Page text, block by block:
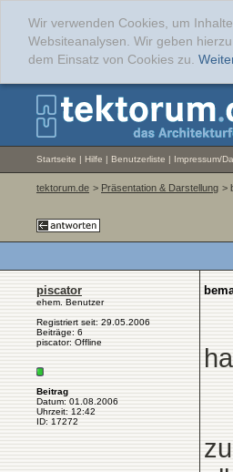
Wir verwenden Cookies, um
Websiteanalysen. Wir geben
dem Einsatz von Cookies zu.
Startseite | Hilfe | Benutzerliste | Impressum/
tektorum.de > Präsentation & Darstellung >
piscator
ehem. Benutzer
Registriert seit: 29.05.2006
Beiträge: 6
piscator: Offline
Beitrag
Datum: 01.08.2006
Uhrzeit: 12:42
ID: 17272